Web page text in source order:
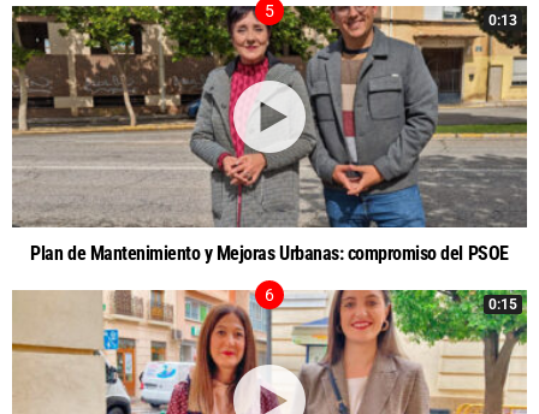
0:13
Plan de Mantenimiento y Mejoras Urbanas: compromiso del PSOE
0:15